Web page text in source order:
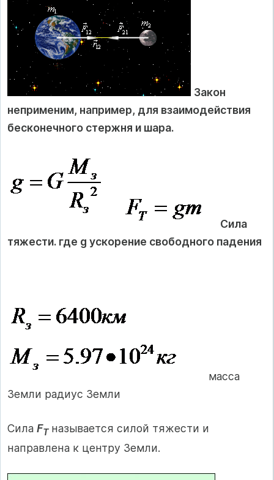
Закон
неприменим, например, для взаимодействия
бесконечного стержня и шара.
Сила
тяжести. где g ускорение свободного падения
масса
Земли радиус Земли
Сила FТ называется силой тяжести и
направлена к центру Земли.